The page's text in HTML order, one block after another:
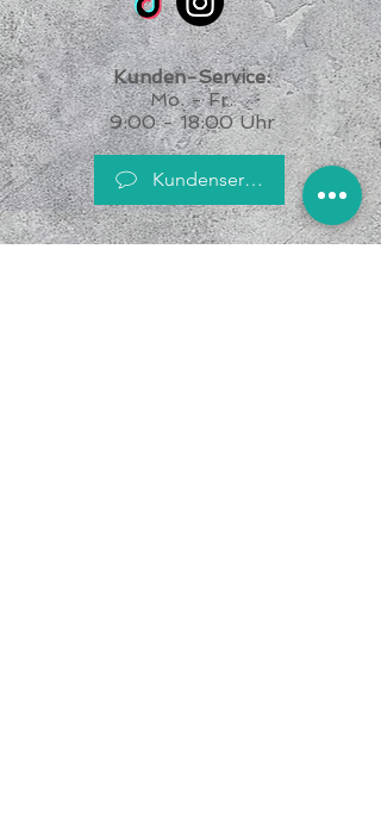
Kunden-Service:
Mo. - Fr.
9:00 - 18:00 Uhr
Kundenservice